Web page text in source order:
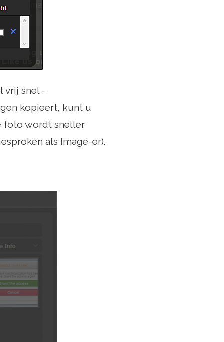
vrij snel -
kopieert, kunt u
foto wordt sneller
als Image-er).